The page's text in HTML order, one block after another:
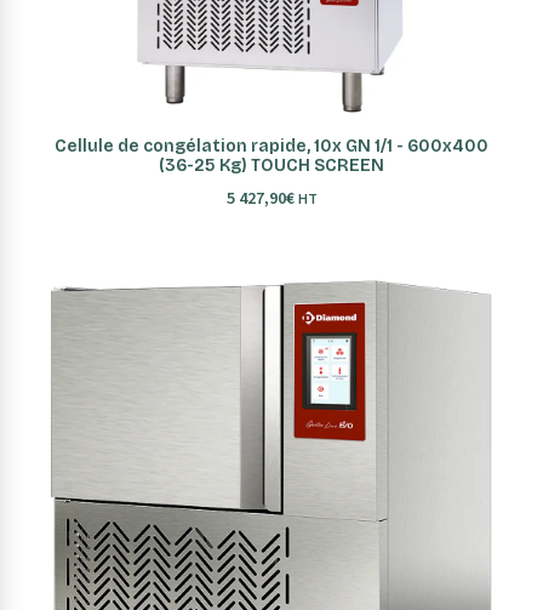
AJOUTER AU PANIER
Cellule de congélation rapide, 10x GN 1/1 - 600x400
(36-25 Kg) TOUCH SCREEN
5 427,90€ HT